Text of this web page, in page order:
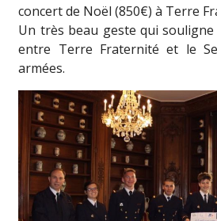
concert de Noël (850€) à Terre
Un très beau geste qui
entre Terre Fraternité et le
armées.